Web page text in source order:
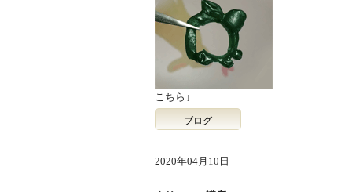
こちら↓
ブログ
2020年04月10日